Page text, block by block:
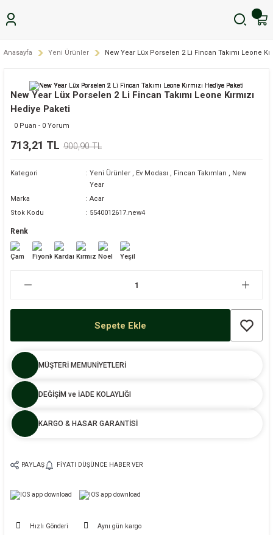
Anasayfa Yeni Ürünler New Year Lüx Porselen 2 Li Fincan Takımı Leone
New Year Lüx Porselen 2 Li Fincan Takımı Leone Kırmızı
Hediye Paketi
0 Puan - 0 Yorum
713,21 TL 900,90 TL
Kategori Yeni Ürünler , Ev Modası , Fincan Takımları , New
Year
Marka
Acar
Stok Kodu
5540012617.new4
Renk
Sepete Ekle
MÜŞTERİ MEMUNİYETLERİ
DEĞİŞİM ve İADE KOLAYLIĞI
KARGO & HASAR GARANTİSİ
PAYLAŞ FIYATI DÜŞÜNCE HABER VER
Hızlı Gönderi Aynı gün kargo